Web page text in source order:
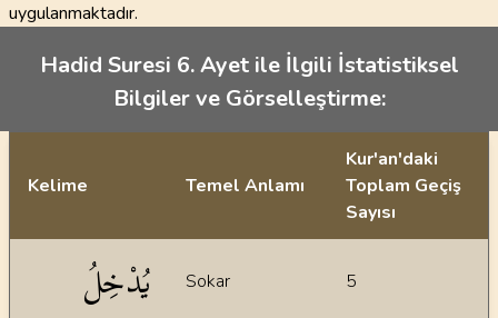
uygulanmaktadır.
Hadid Suresi 6. Ayet ile İlgili İstatistiksel
Bilgiler ve Görselleştirme:
Kelime Temel Anlamı
Kur'an'daki
Toplam Geçiş
Sayısı
يُدْخِلُ Sokar 5